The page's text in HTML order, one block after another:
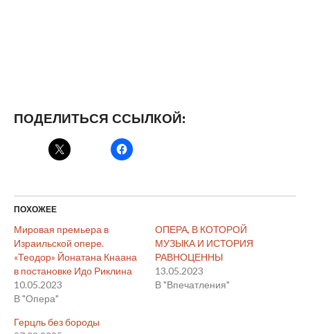
ПОДЕЛИТЬСЯ ССЫЛКОЙ:
ПОХОЖЕЕ
Мировая премьера в
Израильской опере.
«Теодор» Йонатана Кнаана
в постановке Идо Риклина
10.05.2023
В "Опера"
ОПЕРА, В КОТОРОЙ
МУЗЫКА И ИСТОРИЯ
РАВНОЦЕННЫ
13.05.2023
В "Впечатления"
Герцль без бороды